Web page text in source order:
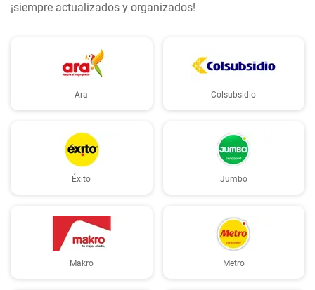
¡siempre actualizados y organizados!
Ara Colsubsidio
Éxito Jumbo
Makro Metro